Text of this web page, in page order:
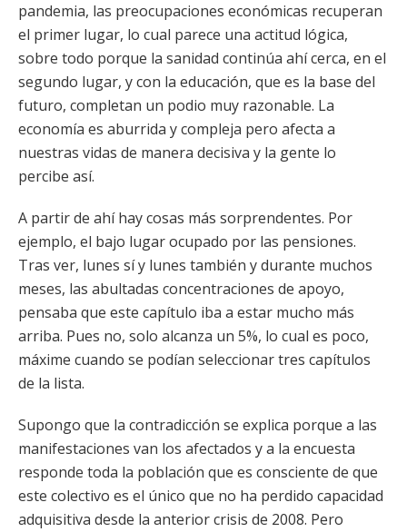
pandemia, las preocupaciones económicas recuperan
el primer lugar, lo cual parece una actitud lógica,
sobre todo porque la sanidad continúa ahí cerca, en el
segundo lugar, y con la educación, que es la base del
futuro, completan un podio muy razonable. La
economía es aburrida y compleja pero afecta a
nuestras vidas de manera decisiva y la gente lo
percibe así.
A partir de ahí hay cosas más sorprendentes. Por
ejemplo, el bajo lugar ocupado por las pensiones.
Tras ver, lunes sí y lunes también y durante muchos
meses, las abultadas concentraciones de apoyo,
pensaba que este capítulo iba a estar mucho más
arriba. Pues no, solo alcanza un 5%, lo cual es poco,
máxime cuando se podían seleccionar tres capítulos
de la lista.
Supongo que la contradicción se explica porque a las
manifestaciones van los afectados y a la encuesta
responde toda la población que es consciente de que
este colectivo es el único que no ha perdido capacidad
adquisitiva desde la anterior crisis de 2008. Pero